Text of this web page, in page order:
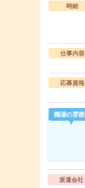
時給
仕事内容
応募資格
職場の雰
派遣会社